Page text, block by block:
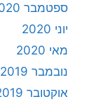
ספטמבר 2020
יוני 2020
מאי 2020
נובמבר 2019
אוקטובר 2019